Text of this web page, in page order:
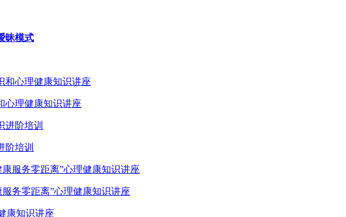
昧模式
心理健康知识讲座
阶培训
务零距离”心理健康知识讲座